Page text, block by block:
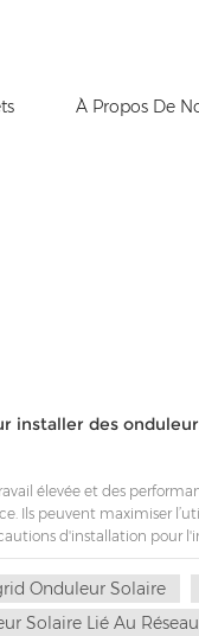
À Propos De
installer des
élevée et des
Ils peuvent maximiser
d'installation pour
été endommagé pendant
d'autres équipements
à recouvrir les
les panneaux
Onduleur Solaire
Solaire Lié Au Réseau